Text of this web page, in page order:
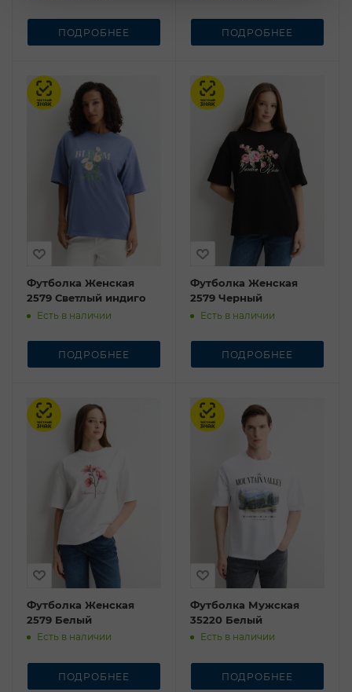
ПОДРОБНЕЕ ПОДРОБНЕЕ
Честный знак
Футболка Женская
2579 Светлый индиго
Есть в наличии
ПОДРОБНЕЕ
Честный знак
Футболка Женская
2579 Черный
Есть в наличии
ПОДРОБНЕЕ
Честный знак
Футболка Женская
2579 Белый
Есть в наличии
ПОДРОБНЕЕ
Честный знак
Футболка Мужская
35220 Белый
Есть в наличии
ПОДРОБНЕЕ